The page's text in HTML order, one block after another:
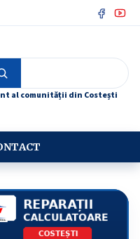
al comunității din Costești